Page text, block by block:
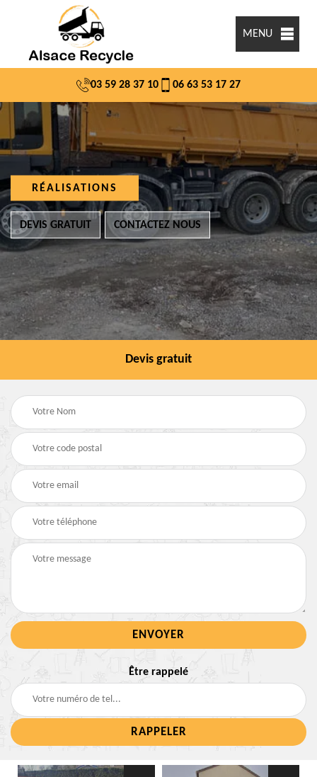
MENU
03 59 28 37 10 06 63 53 17 27
RÉALISATIONS
DEVIS GRATUIT CONTACTEZ NOUS
Devis gratuit
Être rappelé